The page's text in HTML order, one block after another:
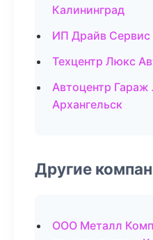
Калининград
ИП Драйв
Техцентр Люкс
Автоцентр
Архангельск
Другие
ООО Металл